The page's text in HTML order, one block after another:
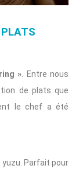
». Entre nous
de plats que
le chef a été
Parfait pour